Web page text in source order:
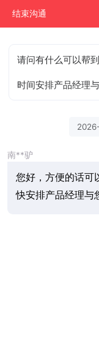
结束沟通
请问有什么可以帮
时间安排产品经理
南**驴
您好，方便的话可
快安排产品经理与